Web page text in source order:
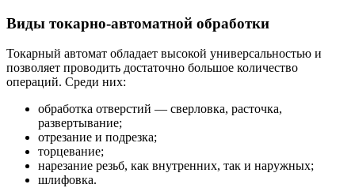
Виды токарно-автоматной обработки
Токарный автомат обладает высокой универсальностью и
позволяет проводить достаточно большое количество
операций. Среди них:
обработка отверстий — сверловка, расточка,
развертывание;
отрезание и подрезка;
торцевание;
нарезание резьб, как внутренних, так и наружных;
шлифовка.